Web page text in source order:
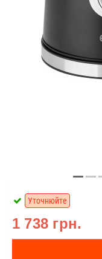
1 738 грн.
Уточнюйте